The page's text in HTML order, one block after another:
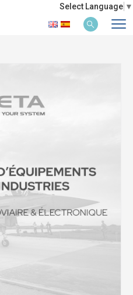
Select Language ▼